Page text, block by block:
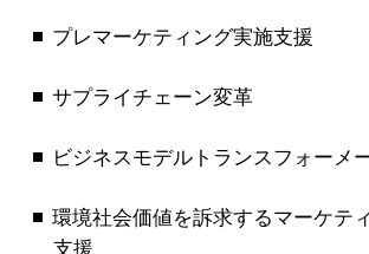
プレマーケティング実施支援
サプライチェーン変革
ビジネスモデルトランスフォーメ
環境社会価値を訴求するマーケテ
支援